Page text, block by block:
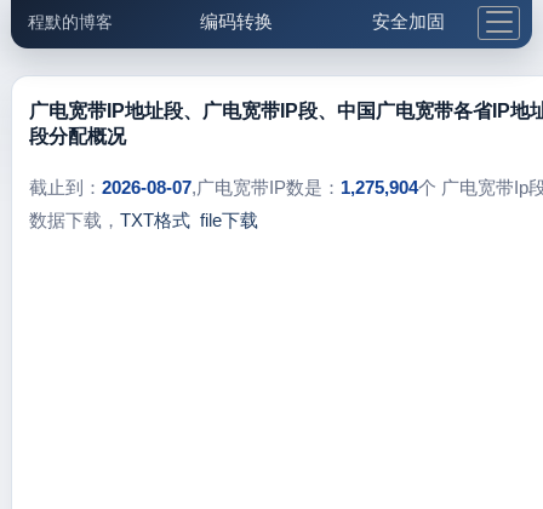
程默的博客 编码转换 安全加固
邮件工具 生活便民 更多工具
广电宽带IP地址段、广电宽带IP段、中国广电宽带各省IP地
段分配概况
截止到： 2026-08-07,广电宽带IP数是： 1,275,904个 广电宽带Ip
数据下载， TXT格式 file下载